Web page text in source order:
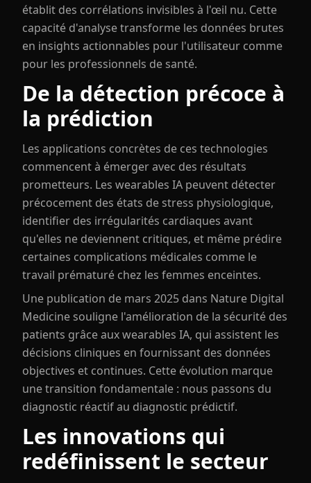
établit des corrélations invisibles à l'œil nu. Cette
capacité d'analyse transforme les données brutes
en insights actionnables pour l'utilisateur comme
pour les professionnels de santé.
De la détection précoce à
la prédiction
Les applications concrètes de ces technologies
commencent à émerger avec des résultats
prometteurs. Les wearables IA peuvent détecter
précocement des états de stress physiologique,
identifier des irrégularités cardiaques avant
qu'elles ne deviennent critiques, et même prédire
certaines complications médicales comme le
travail prématuré chez les femmes enceintes.
Une publication de mars 2025 dans Nature Digital
Medicine souligne l'amélioration de la sécurité des
patients grâce aux wearables IA, qui assistent les
décisions cliniques en fournissant des données
objectives et continues. Cette évolution marque
une transition fondamentale : nous passons du
diagnostic réactif au diagnostic prédictif.
Les innovations qui
redéfinissent le secteur